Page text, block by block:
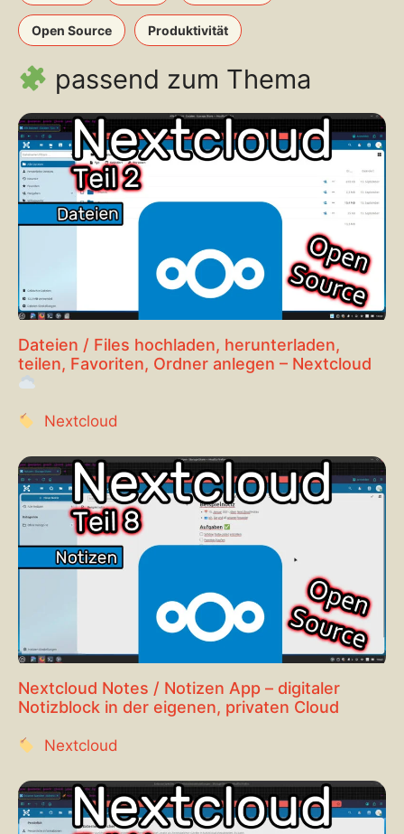
Open Source Produktivität
passend zum Thema
Dateien / Files hochladen, herunterladen,
teilen, Favoriten, Ordner anlegen – Nextcloud
Nextcloud
Nextcloud Notes / Notizen App – digitaler
Notizblock in der eigenen, privaten Cloud
Nextcloud